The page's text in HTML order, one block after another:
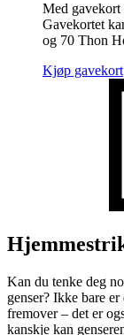
Med gavekort
Gavekortet
og 70 Thon
Kjøp gavekort
Kan du tenke deg
genser? Ikke bare
fremover – det er
kanskje kan